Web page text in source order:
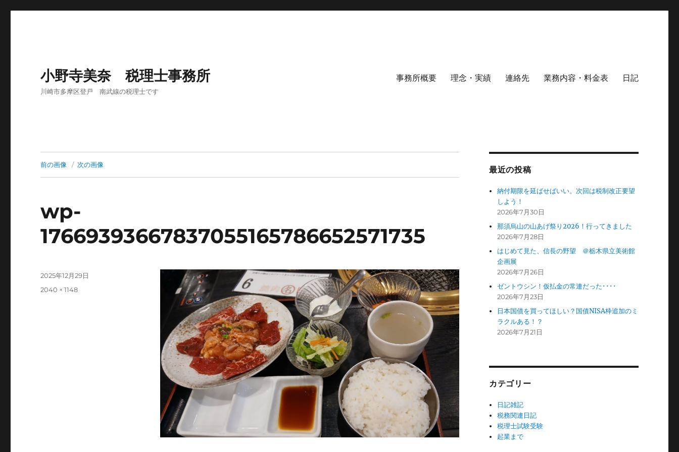
小野寺美奈 税理士事務所
川崎市多摩区登戸 南武線の税理士です
事務所概要 理念・実績 連絡先 業務内容・料金表 日記
前の画像 次の画像
wp-
17669393667837055165786652571735
投
2025年12月29日
フ
2040 × 1148
最近の投稿
納付期限を延ばせばいい。次回は税制改正要望
しよう！
2026年7月30日
那須烏山の山あげ祭り2026！行ってきました
2026年7月28日
はじめて見た、信長の野望 ＠栃木県立美術館
企画展
2026年7月26日
ゼントウシン！仮払金の常連だった････
2026年7月23日
日本国債を買ってほしい？国債NISA枠追加のミ
ラクルある！？
2026年7月21日
カテゴリー
日記雑記
税務関連日記
税理士試験受験
起業まで